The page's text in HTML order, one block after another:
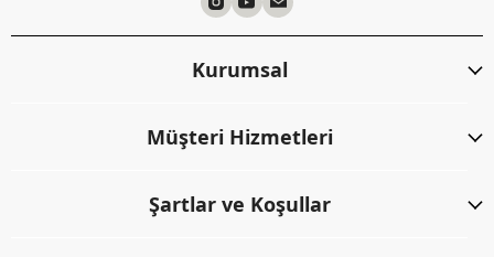
Kurumsal
Müşteri Hizmetleri
Şartlar ve Koşullar